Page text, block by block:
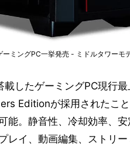
ミングPC一挙発売 - ミドルタワーモ
したゲーミングPC現行
Editionが採用されたこ
能。静音性、冷却効率、
レイ、動画編集、ストリ